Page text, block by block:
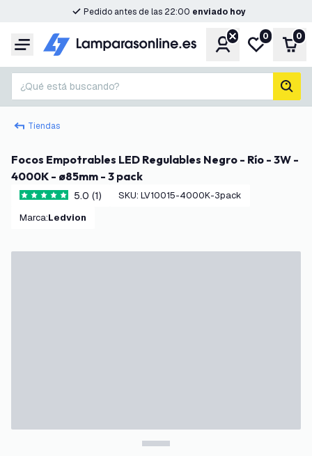
Pedido antes de las 22:00 enviado hoy
Menú CuentaMi lista de
0 0
¿Qué está buscando?
Tiendas
Focos Empotrables LED Regulables Negro - Río - 3W -
4000K - ø85mm - 3 pack
5 estrellas de puntuación
5.0 (1) SKU: LV10015-4000K-3pack
Marca: Ledvion